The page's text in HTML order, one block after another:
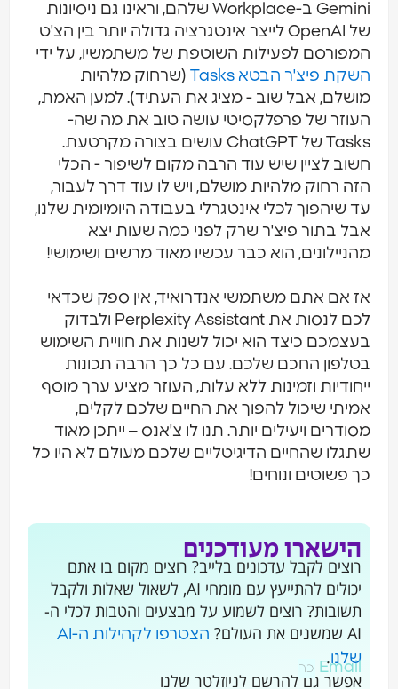
Gemini ב-Workplace שלהם, וראינו גם ניסיונות
של OpenAI לייצר אינטגרציה גדולה יותר בין הצ'ט
המפורסם לפעילות השוטפת של משתמשיו, על ידי
השקת פיצ'ר הבטא Tasks
(שרחוק מלהיות
מושלם, אבל שוב - מציג את העתיד). למען האמת,
העוזר של פרפלקסיטי עושה טוב את מה שה-
Tasks של ChatGPT עושים בצורה מקרטעת.
חשוב לציין שיש עוד הרבה מקום לשיפור - הכלי
הזה רחוק מלהיות מושלם, ויש לו עוד דרך לעבור,
עד שיהפוך לכלי אינטגרלי בעבודה היומיומית שלנו,
אבל בתור פיצ'ר שרק לפני כמה שעות יצא
מהניילונים, הוא כבר עכשיו מאוד מרשים ושימושי!
אז אם אתם משתמשי אנדרואיד, אין ספק שכדאי
לכם לנסות את Perplexity Assistant ולבדוק
בעצמכם כיצד הוא יכול לשנות את חוויית השימוש
בטלפון החכם שלכם. עם כל כך הרבה תכונות
ייחודיות וזמינות ללא עלות, העוזר מציע ערך מוסף
אמיתי שיכול להפוך את החיים שלכם לקלים,
מסודרים ויעילים יותר. תנו לו צ'אנס – ייתכן מאוד
שתגלו שהחיים הדיגיטליים שלכם מעולם לא היו כל
כך פשוטים ונוחים!
הישארו מעודכנים
רוצים לקבל עדכונים בלייב? רוצים מקום בו אתם
יכולים להתייעץ עם מומחי AI, לשאול שאלות ולקבל
תשובות? רוצים לשמוע על מבצעים והטבות לכלי ה-
הצטרפו לקהילות ה-AI
שלנו.
אפשר גם להרשם לניוזלטר שלנו
Email